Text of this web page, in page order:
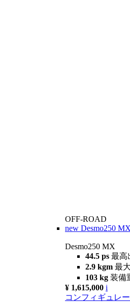
OFF-ROAD
new Desmo250 MX
Desmo250 MX
44.5 ps 最高
2.9 kgm 最
103 kg 装備
¥ 1,615,000 i
コンフィギュレ